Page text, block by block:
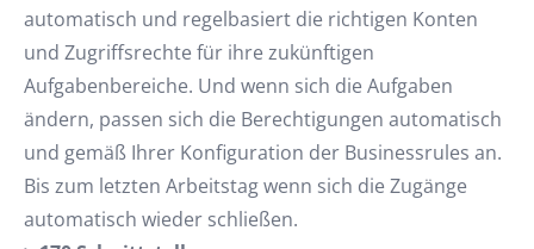
automatisch und regelbasiert die richtigen Konten
und Zugriffsrechte für ihre zukünftigen
Aufgabenbereiche. Und wenn sich die Aufgaben
ändern, passen sich die Berechtigungen automatisch
und gemäß Ihrer Konfiguration der Businessrules an.
Bis zum letzten Arbeitstag wenn sich die Zugänge
automatisch wieder schließen.